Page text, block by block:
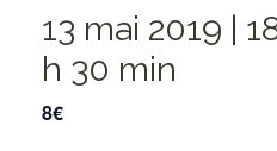
13 mai 2019 |
h 30 min
8€